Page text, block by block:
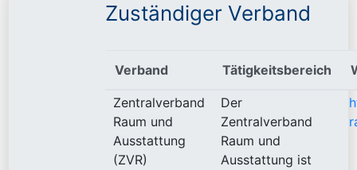
Zuständiger Verband
Verband Tätigkeitsbereich
Zentralverband
Raum und
Ausstattung
(ZVR)
Der
Zentralverband
Raum und
Ausstattung ist